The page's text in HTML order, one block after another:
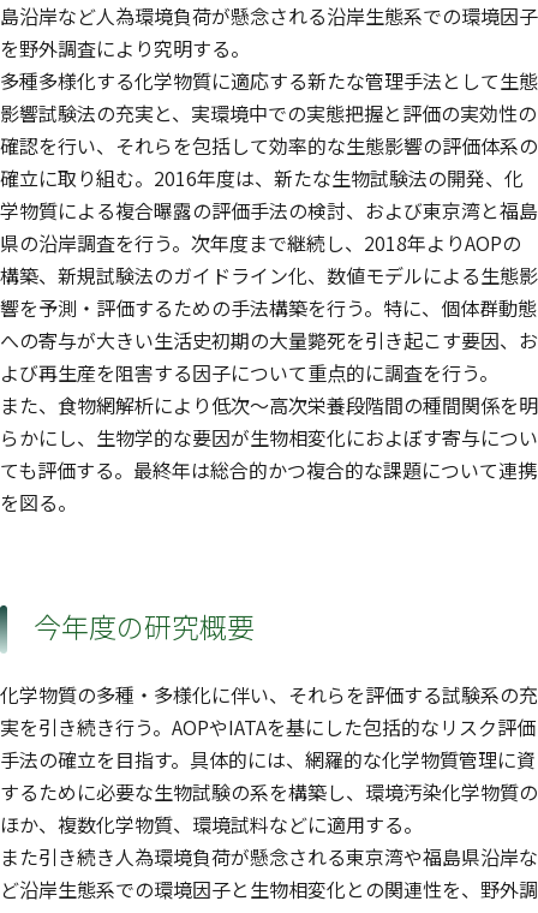
島沿岸など人為環境負荷が懸念される沿岸生態系での環境因子
を野外調査により究明する。
多種多様化する化学物質に適応する新たな管理手法として生態
影響試験法の充実と、実環境中での実態把握と評価の実効性の
確認を行い、それらを包括して効率的な生態影響の評価体系の
確立に取り組む。2016年度は、新たな生物試験法の開発、化
学物質による複合曝露の評価手法の検討、および東京湾と福島
県の沿岸調査を行う。次年度まで継続し、2018年よりAOPの
構築、新規試験法のガイドライン化、数値モデルによる生態影
響を予測・評価するための手法構築を行う。特に、個体群動態
への寄与が大きい生活史初期の大量斃死を引き起こす要因、お
よび再生産を阻害する因子について重点的に調査を行う。
また、食物網解析により低次〜高次栄養段階間の種間関係を明
らかにし、生物学的な要因が生物相変化におよぼす寄与につい
ても評価する。最終年は総合的かつ複合的な課題について連携
を図る。
今年度の研究概要
化学物質の多種・多様化に伴い、それらを評価する試験系の充
実を引き続き行う。AOPやIATAを基にした包括的なリスク評価
手法の確立を目指す。具体的には、網羅的な化学物質管理に資
するために必要な生物試験の系を構築し、環境汚染化学物質の
ほか、複数化学物質、環境試料などに適用する。
また引き続き人為環境負荷が懸念される東京湾や福島県沿岸な
ど沿岸生態系での環境因子と生物相変化との関連性を、野外調